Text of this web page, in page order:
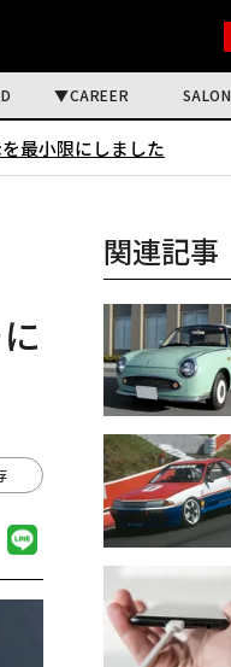
CAREER SALON
最小限にしました
関連記事